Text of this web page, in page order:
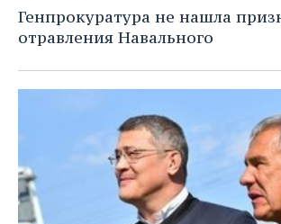
НЕФТЕХИМИЯ
НЕФТЬ
ОПК
РОЗНИЧНАЯ ТОРГОВЛЯ
ТРАНСПОРТ
НОВОСТИ ТЕХНОЛОГИЙ
IT
ТЕЛЕКОММУНИКАЦИИ
МЕРОПРИЯТИЯ
НОВОСТИ МЕРОПРИЯТИЙ
ВЫЕЗДНАЯ РЕДАКЦИЯ
БИЗНЕС-БРАНЧИ
ONLINE-КОНФЕРЕНЦИИ
СПОРТ
НОВОСТИ СПОРТА
ХОККЕЙ
НОВОСТИ ОБЩЕСТВА
ВЛАСТЬ
ФОТОГАЛЕРЕЯ
СЮЖЕТЫ
Генпрокуратура не нашла
отравления Навального